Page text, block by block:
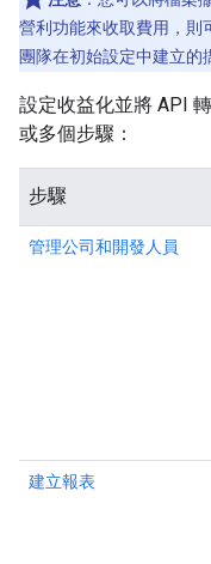
營利功能來收取費用，則
團隊在初始設定中建立的
設定收益化並將 API
或多個步驟：
步驟
管理公司和開發人員
建立報表